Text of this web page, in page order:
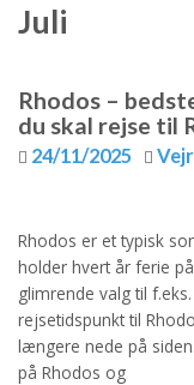
Juli
Rhodos –
du skal rejse til
24/11/2025
Rhodos er et typisk
holder hvert år ferie
glimrende valg til
rejsetidspunkt til
længere nede på
på Rhodos og